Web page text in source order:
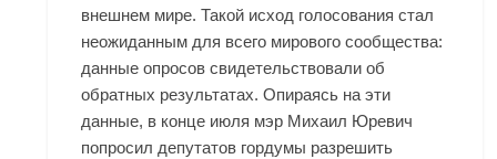
внешнем мире. Такой исход голосования стал
неожиданным для всего мирового сообщества:
данные опросов свидетельствовали об
обратных результатах. Опираясь на эти
данные, в конце июля мэр Михаил Юревич
попросил депутатов гордумы разрешить